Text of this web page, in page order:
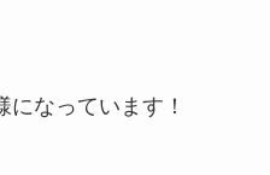
になっています！